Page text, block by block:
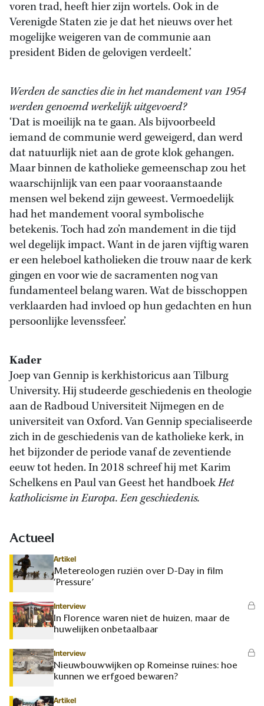
voren trad, heeft hier zijn wortels. Ook in de
Verenigde Staten zie je dat het nieuws over het
mogelijke weigeren van de communie aan
president Biden de gelovigen verdeelt.’
Werden de sancties die in het mandement van 1954
werden genoemd werkelijk uitgevoerd?
‘Dat is moeilijk na te gaan. Als bijvoorbeeld
iemand de communie werd geweigerd, dan werd
dat natuurlijk niet aan de grote klok gehangen.
Maar binnen de katholieke gemeenschap zou het
waarschijnlijk van een paar vooraanstaande
mensen wel bekend zijn geweest. Vermoedelijk
had het mandement vooral symbolische
betekenis. Toch had zo’n mandement in die tijd
wel degelijk impact. Want in de jaren vijftig waren
er een heleboel katholieken die trouw naar de kerk
gingen en voor wie de sacramenten nog van
fundamenteel belang waren. Wat de bisschoppen
verklaarden had invloed op hun gedachten en hun
persoonlijke levenssfeer.’
Kader
Joep van Gennip is kerkhistoricus aan Tilburg
University. Hij studeerde geschiedenis en theologie
aan de Radboud Universiteit Nijmegen en de
universiteit van Oxford. Van Gennip specialiseerde
zich in de geschiedenis van de katholieke kerk, in
het bijzonder de periode vanaf de zeventiende
eeuw tot heden. In 2018 schreef hij met Karim
Schelkens en Paul van Geest het handboekHet
katholicisme in Europa. Een geschiedenis.
Actueel
Artikel
Metereologen ruziën over D-Day in film
‘Pressure’
Interview
In Florence waren niet de huizen, maar de
huwelijken onbetaalbaar
Interview
Nieuwbouwwijken op Romeinse ruïnes: hoe
kunnen we erfgoed bewaren?
Artikel